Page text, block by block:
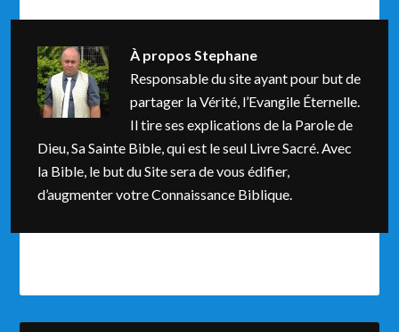
À proposStephane
Responsable du site ayant pour but de
partager la Vérité, l’Evangile Éternelle.
Il tire ses explications de la Parole de
Dieu, Sa Sainte Bible, qui est le seul Livre Sacré. Avec
la Bible, le but du Site sera de vous édifier,
d’augmenter votre Connaissance Biblique.